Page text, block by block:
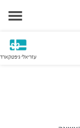
עזריאלי גיפטקארד